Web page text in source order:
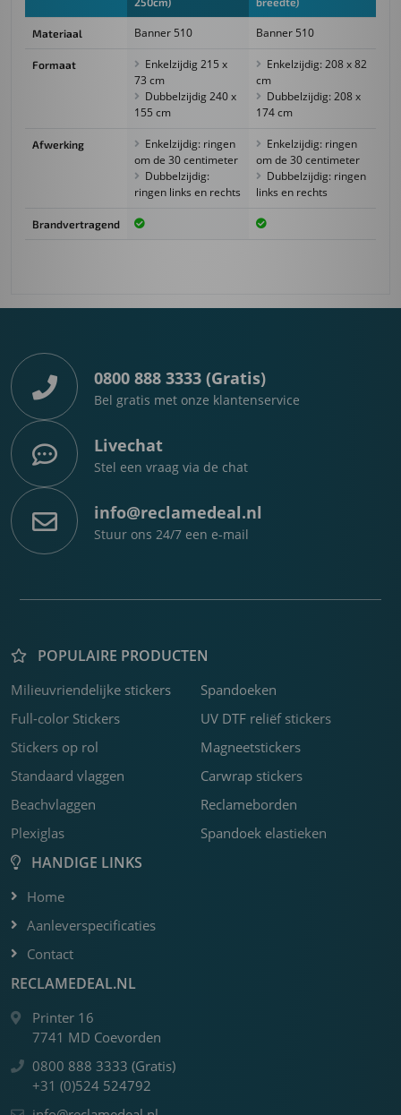
Materiaal Banner 510 Banner 510
Formaat
Enkelzijdig 215 x
73 cm
Dubbelzijdig 240 x
155 cm
Enkelzijdig: 208 x 82
cm
Dubbelzijdig: 208 x
174 cm
Afwerking
Enkelzijdig: ringen
om de 30 centimeter
Dubbelzijdig:
ringen links en rechts
Enkelzijdig: ringen
om de 30 centimeter
Dubbelzijdig: ringen
links en rechts
Brandvertragend
0800 888 3333 (Gratis)
Bel gratis met onze klantenservice
Livechat
Stel een vraag via de chat
info@reclamedeal.nl
Stuur ons 24/7 een e-mail
POPULAIRE PRODUCTEN
Milieuvriendelijke stickers
Spandoeken
Full-color Stickers
UV DTF reliëf stickers
Stickers op rol
Magneetstickers
Standaard vlaggen
Carwrap stickers
Beachvlaggen
Reclameborden
Plexiglas
Spandoek elastieken
HANDIGE LINKS
Home
Aanleverspecificaties
Contact
RECLAMEDEAL.NL
Printer 16
7741 MD Coevorden
0800 888 3333 (Gratis)
+31 (0)524 524792